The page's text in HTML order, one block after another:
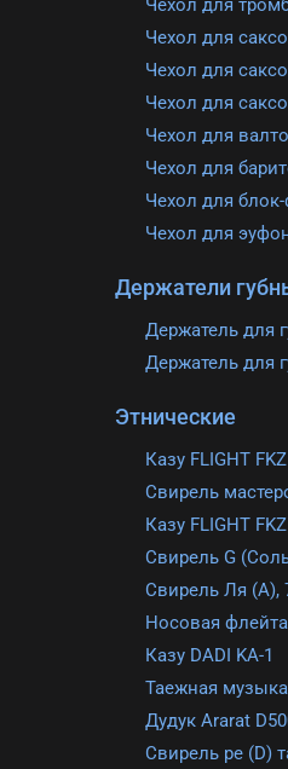
Держатели
Этнические
Казу FLIGHT
Свирель
Казу FLIGHT
Носовая флейта
Казу DADI KA-1
Дудук Ararat